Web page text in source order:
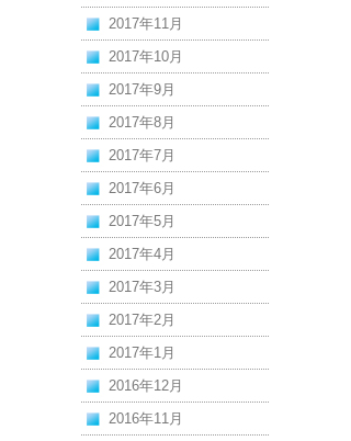
2017年11月
2017年10月
2017年9月
2017年8月
2017年7月
2017年6月
2017年5月
2017年4月
2017年3月
2017年2月
2017年1月
2016年12月
2016年11月